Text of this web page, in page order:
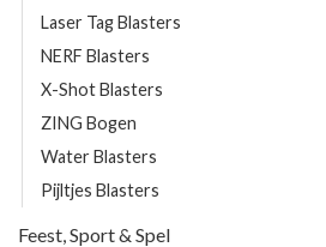
Laser Tag Blasters
NERF Blasters
X-Shot Blasters
ZING Bogen
Water Blasters
Pijltjes Blasters
Feest, Sport & Spel